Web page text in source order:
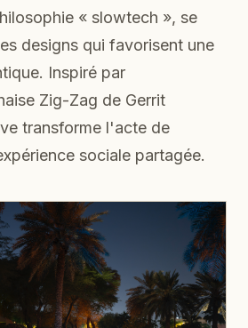
« slowtech », se
designs qui favorisent une
Inspiré par
Zig-Zag de Gerrit
transforme l'acte de
sociale partagée.